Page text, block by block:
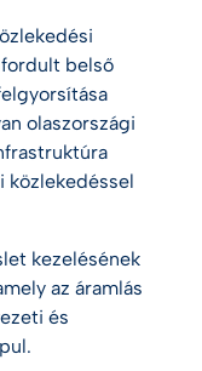
belső
olaszországi
közlekedéssel
kezelésének
az áramlás
és